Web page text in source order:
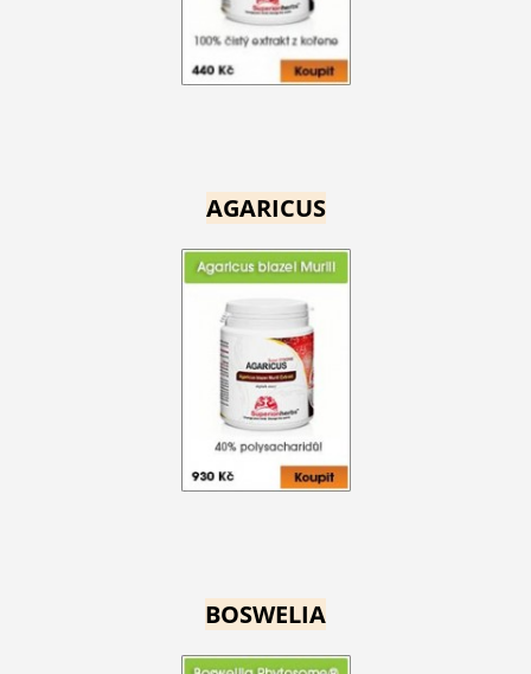
AGARICUS
BOSWELIA